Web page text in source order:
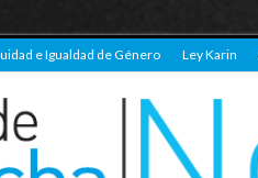
e Igualdad de Género Ley Karin